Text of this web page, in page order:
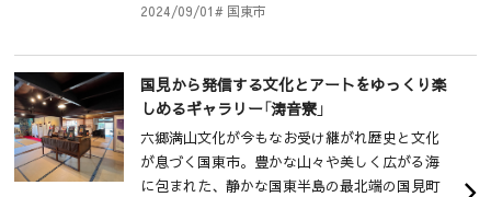
2024/09/01# 国東市
国見から発信する文化とアートをゆっくり楽
しめるギャラリー「涛音寮」
六郷満山文化が今もなお受け継がれ歴史と文化
が息づく国東市。豊かな山々や美しく広がる海
に包まれた、静かな国東半島の最北端の国見町